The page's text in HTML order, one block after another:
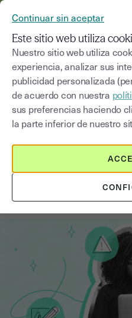
Blog
Seleccionar una categoría
Cómo redactar
confidencialidad
Continuar sin aceptar
Este sitio web utiliza
Nuestro sitio web utiliza
experiencia, analizar sus
publicidad personalizada
de acuerdo con nuestra
sus preferencias haciendo
la parte inferior de nuestro